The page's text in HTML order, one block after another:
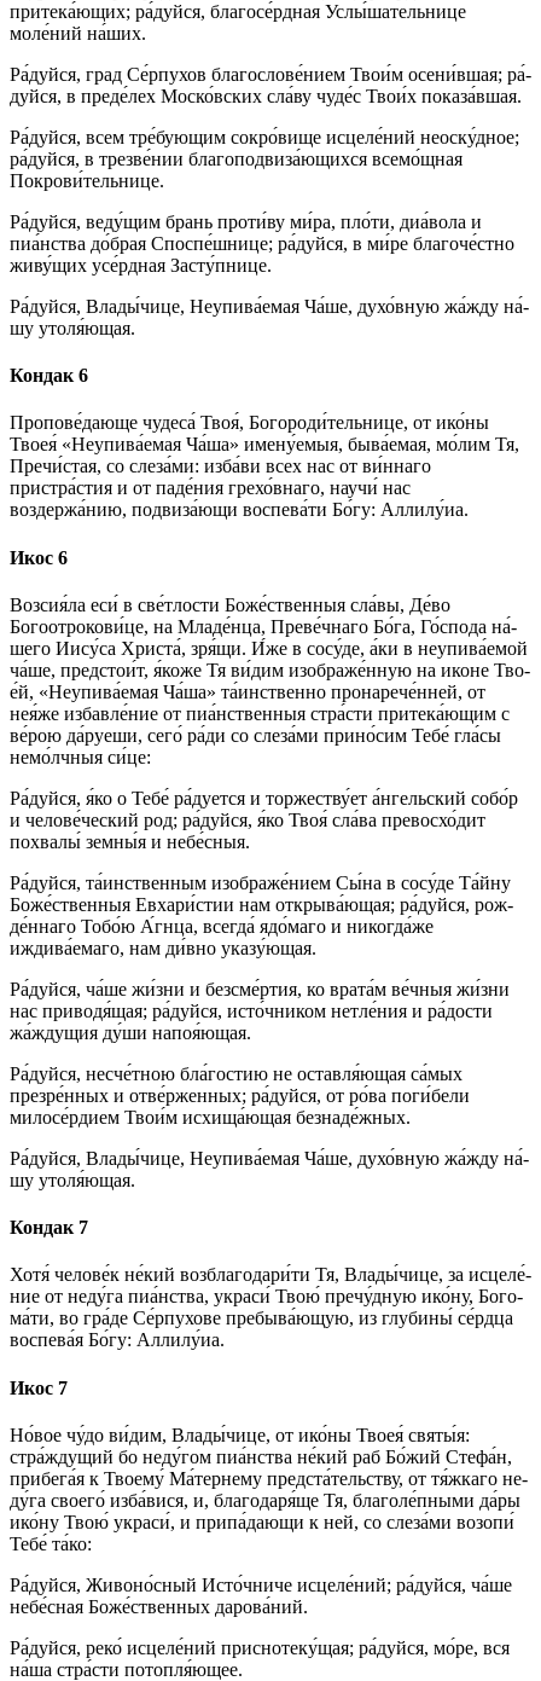
при­те­ка́ю­щих; ра́­дуй­ся, благосе́рдная Услы́шательнице
моле́ний на́­ших.
Ра́­дуй­ся, град Се́рпухов благослове́нием Тво­и́м осени́вшая; ра́­
дуй­ся, в преде́лех Моско́вских сла́­ву чу­де́с Тво­и́х показа́вшая.
Ра́­дуй­ся, всем тре́­бую­щим со­кро́­ви­ще ис­це­ле́­ний не­ос­ку́д­ное;
ра́­дуй­ся, в трезве́нии благоподвиза́ющихся всемо́щная
Покрови́тельнице.
Ра́­дуй­ся, веду́щим брань про­ти́­ву ми́­ра, пло́­ти, диа́вола и
пиа́нства до́б­рая Споспе́шнице; ра́­дуй­ся, в ми́­ре бла­го­че́ст­но
живу́щих усе́рд­ная За­сту́п­ни­це.
Ра́­дуй­ся, Вла­ды́­чи­це, Неупива́емая Ча́ше, духо́вную жа́жду на́­
шу утоля́ющая.
Кондак 6
Пропове́дающе чу­де­са́ Твоя́, Бо­го­ро­ди́­тель­ни­це, от ико́­ны
Твоея́ «Неупива́емая Ча́ша» имену́емыя, быва́емая, мо́­лим Тя,
Пре­чи́с­тая, со сле­за́­ми: из­ба́­ви всех нас от ви́ннаго
пристра́стия и от паде́ния грехо́внаго, нау­чи́ нас
воздержа́нию, подвиза́ющи вос­пе­ва́­ти Бо́­гу: Алли­лу́иа.
Икос 6
Возсия́ла еси́ в све́тлости Бо­же́ст­вен­ныя сла́­вы, Де́­во
Богоотрокови́це, на Мла­де́н­ца, Преве́чнаго Бо́­га, Го́с­по­да на́­
ше­го Иису́­са Хри­ста́, зря́щи. И́же в со­су́­де, а́ки в неупива́емой
ча́ше, предстои́т, я́ко­же Тя ви́­дим изображе́нную на ико­не Тво­
е́й, «Неупива́емая Ча́ша» та́ин­ствен­но пронарече́нней, от
нея́же из­бав­ле́­ние от пиа́нственныя стра́с­ти при­те­ка́ю­щим с
ве́­рою да́руеши, се­го́ ра́­ди со сле­за́­ми при­но́­сим Те­бе́ гла́сы
немо́лчныя си́­це:
Ра́­дуй­ся, я́ко о Те­бе́ ра́дуется и торжеству́ет а́н­гель­ский собо́р
и челове́ческий род; ра́­дуй­ся, я́ко Твоя́ сла́­ва превосхо́дит
похвалы́ зем­ны́я и не­бе́с­ныя.
Ра́­дуй­ся, та́инственным изображе́нием Сы́­на в со­су́­де Та́й­ну
Бо­же́ст­вен­ныя Евхари́стии нам от­кры­ва́ю­щая; ра́­дуй­ся, рож­
де́н­на­го То­бо́ю А́гнца, всег­да́ ядо́маго и никогда́же
иждива́емаго, нам ди́в­но указу́ющая.
Ра́­дуй­ся, ча́ше жи́з­ни и без­сме́р­тия, ко врата́м ве́ч­ныя жи́з­ни
нас приводя́щая; ра́­дуй­ся, ис­то́ч­ни­ком не­тле́­ния и ра́­дос­ти
жа́ждущия ду́­ши напоя́ющая.
Ра́­дуй­ся, несче́тною бла́гостию не оставля́ющая са́мых
презре́нных и отве́рженных; ра́­дуй­ся, от ро́ва по­ги́­бе­ли
милосе́рдием Тво­и́м исхища́ющая безнаде́жных.
Ра́­дуй­ся, Вла­ды́­чи­це, Неупива́емая Ча́ше, духо́вную жа́жду на́­
шу утоля́ющая.
Кондак 7
Хо­тя́ че­ло­ве́к не́кий возблагодари́ти Тя, Вла­ды́­чи­це, за ис­це­ле́­
ние от не­ду́­га пиа́нства, укра­си́ Твою́ пречу́дную ико́­ну, Бо­го­
ма́­ти, во гра́­де Се́рпухове пребыва́ющую, из глу­би­ны́ се́рд­ца
воспева́я Бо́­гу: Алли­лу́иа.
Икос 7
Но́вое чу́­до ви́­дим, Вла­ды́­чи­це, от ико́­ны Твоея́ свя­ты́я:
стра́ждущий бо неду́гом пиа́нства не́кий раб Бо́­жий Стефа́н,
прибега́я к Тво­ему́ Ма́тернему предста́тельству, от тя́жкаго не­
ду́­га сво­его́ изба́вися, и, бла­го­да­ря́­ще Тя, благоле́пными да́ры
ико́­ну Твою́ укра­си́, и припа́дающи к ней, со сле­за́­ми возо­пи́
Те­бе́ та́­ко:
Ра́­дуй­ся, Жи­во­но́с­ный Ис­то́ч­ни­че ис­це­ле́­ний; ра́­дуй­ся, ча́ше
не­бе́с­ная Бо­же́ст­вен­ных да­ро­ва́­ний.
Ра́­дуй­ся, ре­ко́ ис­це­ле́­ний приснотеку́щая; ра́­дуй­ся, мо́ре, вся
на́­ша стра́с­ти потопля́ющее.